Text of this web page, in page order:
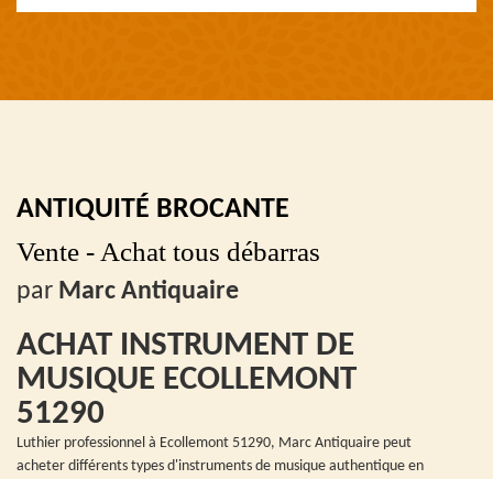
ANTIQUITÉ BROCANTE
Vente - Achat tous débarras
par Marc Antiquaire
ACHAT INSTRUMENT DE
MUSIQUE ECOLLEMONT
51290
Luthier professionnel à Ecollemont 51290, Marc Antiquaire peut
acheter différents types d'instruments de musique authentique en